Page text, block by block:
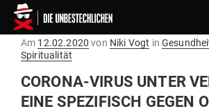
Am Gepostet
am
12.02.2020 von Niki Vogt in
Spiritualität
CORONA-VIRUS UNTER
EINE SPE­ZI­FISCH GEGEN